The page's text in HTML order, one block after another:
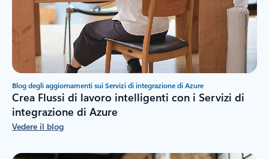
Blog degli aggiornamenti sui Servizi di integrazione di Azure
Crea Flussi di lavoro intelligenti con i Servizi di
integrazione di Azure
Vedere il blog